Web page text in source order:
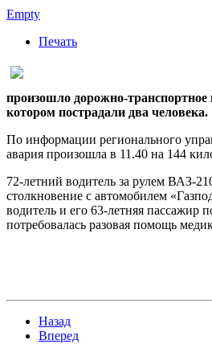
Empty
Печать
произошло дорожно-транспортное
котором пострадали два человека.
По информации регионального
авария произошла в 11.40 на 144
72-летний водитель за рулем ВАЗ-
столкновение с автомобилем
водитель и его 63-летняя пассажир
потребовалась разовая помощь
Назад
Вперед